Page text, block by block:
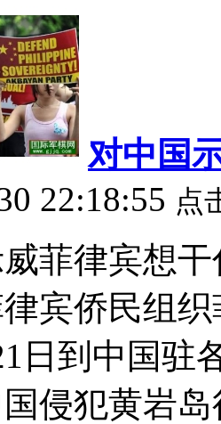
对中国
22:18:55 点
菲律宾想
宾侨民组
日到中国驻
侵犯黄岩